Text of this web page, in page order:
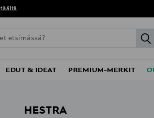
täältä
EDUT & IDEAT PREMIUM-MERKIT
HESTRA